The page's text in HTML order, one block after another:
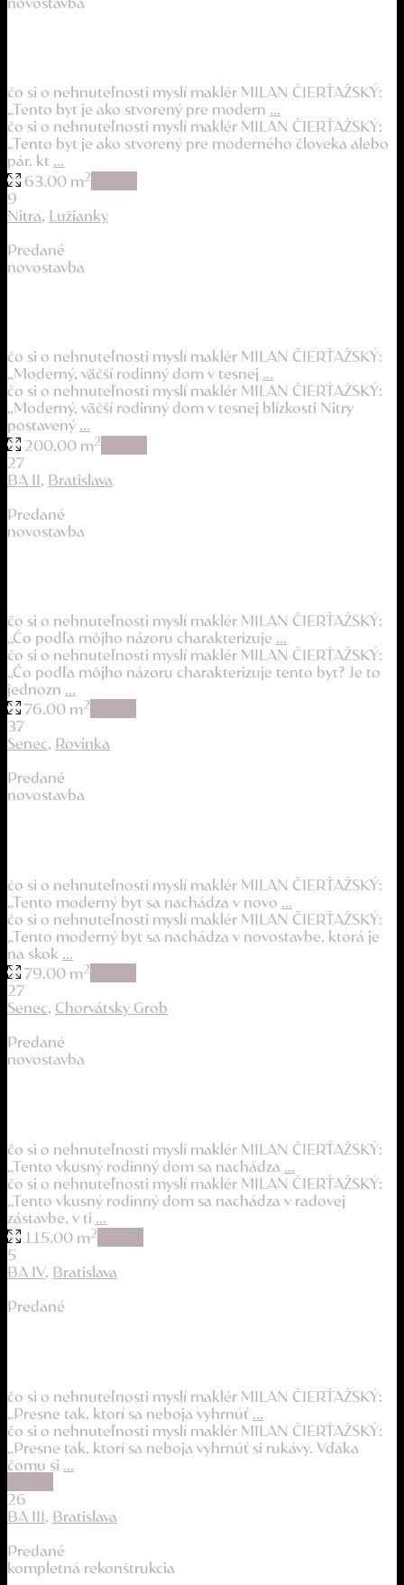
čo si o nehnuteľnosti myslí maklér MILAN ČIERŤAŽSKÝ:
„Tento byt je ako stvorený pre modern ...
čo si o nehnuteľnosti myslí maklér MILAN ČIERŤAŽSKÝ:
„Tento byt je ako stvorený pre moderného človeka alebo
pár, kt ...
63.00 m2
9
Nitra Lužianky
Predané
novostavba
čo si o nehnuteľnosti myslí maklér MILAN ČIERŤAŽSKÝ:
„Moderný, väčší rodinný dom v tesnej ...
čo si o nehnuteľnosti myslí maklér MILAN ČIERŤAŽSKÝ:
„Moderný, väčší rodinný dom v tesnej blízkosti Nitry
postavený ...
200.00 m2
27
BA II Bratislava
Predané
novostavba
čo si o nehnuteľnosti myslí maklér MILAN ČIERŤAŽSKÝ:
„Čo podľa môjho názoru charakterizuje ...
čo si o nehnuteľnosti myslí maklér MILAN ČIERŤAŽSKÝ:
„Čo podľa môjho názoru charakterizuje tento byt? Je to
jednozn ...
76.00 m2
37
Senec, Rovinka
Predané
novostavba
čo si o nehnuteľnosti myslí maklér MILAN ČIERŤAŽSKÝ:
„Tento moderný byt sa nachádza v novo ...
čo si o nehnuteľnosti myslí maklér MILAN ČIERŤAŽSKÝ:
„Tento moderný byt sa nachádza v novostavbe, ktorá je
na skok ...
79.00 m2
27
Senec, Chorvátsky Grob
Predané
novostavba
čo si o nehnuteľnosti myslí maklér MILAN ČIERŤAŽSKÝ:
„Tento vkusný rodinný dom sa nachádza
čo si o nehnuteľnosti myslí maklér MILAN ČIERŤAŽSKÝ:
„Tento vkusný rodinný dom sa nachádza v radovej
zástavbe, v ti
115.00 m2
5
BA IV, Bratislava
Predané
čo si o nehnuteľnosti myslí maklér MILAN ČIERŤAŽSKÝ:
„Presne tak, ktorí sa neboja vyhrnúť
čo si o nehnuteľnosti myslí maklér MILAN ČIERŤAŽSKÝ:
„Presne tak, ktorí sa neboja vyhrnúť si rukávy. Vďaka
čomu si
26
BA III Bratislava
Predané
kompletná rekonštrukcia